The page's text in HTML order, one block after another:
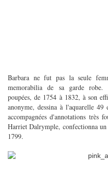
Barbara ne fut pas la seule
memorabilia de sa garde
poupées, de 1754 à 1832, à son
anonyme, dessina à l'aquarelle 49
accompagnées d'annotations très
Harriet Dalrymple, confectionna un
1799.